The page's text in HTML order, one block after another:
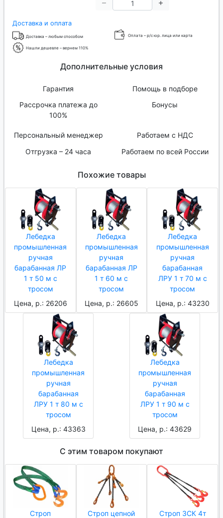
Доставка и оплата
Доставка – любым способом Оплата – р/с юр. лица или карта
Нашли дешевле – вернем 110%
Дополнительные условия
Гарантия
Помощь в подборе
Рассрочка платежа до
100%
Бонусы
Персональный менеджер
Работаем с НДС
Отгрузка – 24 часа
Работаем по всей России
Похожие товары
Лебедка
промышленная
ручная
барабанная ЛР
1 т 50 м с
тросом
Цена, р.: 26206
Лебедка
промышленная
ручная
барабанная ЛР
1 т 60 м с
тросом
Цена, р.: 26605
Лебедка
промышленная
ручная
барабанная
ЛРУ 1 т 70 м с
тросом
Цена, р.: 43230
Лебедка
промышленная
ручная
барабанная
ЛРУ 1 т 80 м с
тросом
Цена, р.: 43363
Лебедка
промышленная
ручная
барабанная
ЛРУ 1 т 90 м с
тросом
Цена, р.: 43629
С этим товаром покупают
Строп
Строп цепной
Строп 3СК 4т